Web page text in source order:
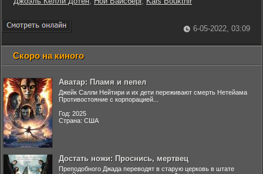
6-05-2022, 03:09
Скоро на киного
Аватар: Пламя и пепел
Джейк Салли Нейтири и их дети переживают смерть Нетейама
Противостояние с корпорацией...
Год: 2025
Страна: США
Достать ножи: Проснись, мертвец
Преподобного Джада переводят в старую церковь в штате